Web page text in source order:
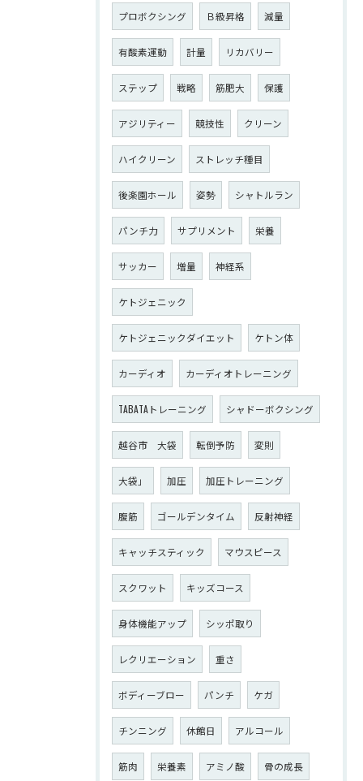
プロボクシング Ｂ級昇格 減量
有酸素運動 計量 リカバリー
ステップ 戦略 筋肥大 保護
アジリティー 競技性 クリーン
ハイクリーン ストレッチ種目
後楽園ホール 姿勢 シャトルラン
パンチ力 サプリメント 栄養
サッカー 増量 神経系
ケトジェニック
ケトジェニックダイエット ケトン体
カーディオ カーディオトレーニング
TABATAトレーニング シャドーボクシング
越谷市 大袋 転倒予防 変則
大袋」 加圧 加圧トレーニング
腹筋 ゴールデンタイム 反射神経
キャッチスティック マウスピース
スクワット キッズコース
身体機能アップ シッポ取り
レクリエーション 重さ
ボディーブロー パンチ ケガ
チンニング 休館日 アルコール
筋肉 栄養素 アミノ酸 骨の成長